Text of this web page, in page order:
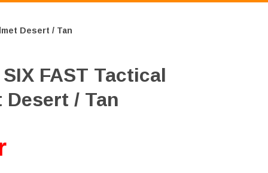
Desert / Tan
SIX FAST Tactical
Desert / Tan